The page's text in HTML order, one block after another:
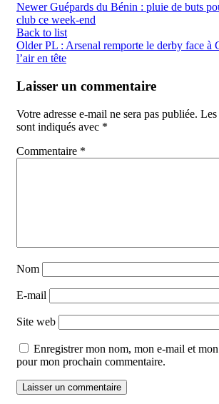
Newer Guépards du Bénin : pluie de buts
club ce week-end
Back to list
Older PL : Arsenal remporte le derby face à
l’air en tête
Laisser un commentaire
Votre adresse e-mail ne sera pas publiée. Les
sont indiqués avec *
Commentaire *
Nom
E-mail
Site web
Enregistrer mon nom, mon e-mail et
pour mon prochain commentaire.